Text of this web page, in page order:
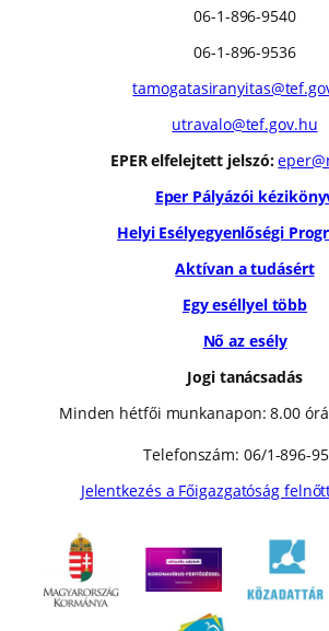
06-1-896-9540
06-1-896-9536
utravalo@tef.gov.hu
EPER elfelejtett jelszó:
Eper Pályázói
Helyi Esélyegyenlőségi
Aktívan a tudásért
Egy eséllyel több
Nő az esély
Jogi tanácsadás
Minden hétfői munkanapon: 8.00
Telefonszám: 06/1-896-
Jelentkezés a Főigazgatóság